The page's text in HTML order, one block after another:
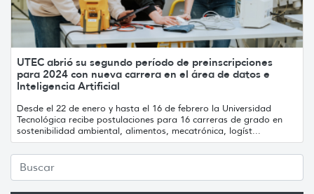
UTEC abrió su segundo período de preinscripciones
para 2024 con nueva carrera en el área de datos e
Inteligencia Artificial
Desde el 22 de enero y hasta el 16 de febrero la Universidad
Tecnológica recibe postulaciones para 16 carreras de grado en
sostenibilidad ambiental, alimentos, mecatrónica, logíst...